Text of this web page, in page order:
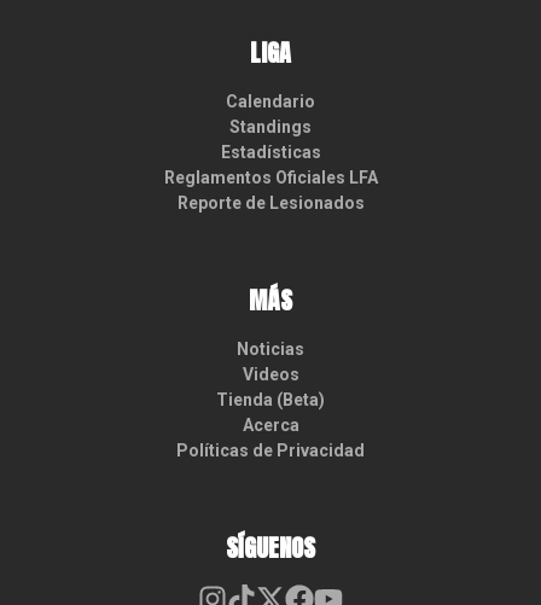
LIGA
Calendario
Standings
Estadísticas
Reglamentos Oficiales LFA
Reporte de Lesionados
MÁS
Noticias
Videos
Tienda (Beta)
Acerca
Políticas de Privacidad
SÍGUENOS